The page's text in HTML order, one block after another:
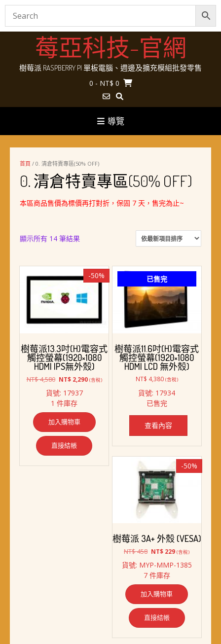
Skip
莓亞科技-官網
樹莓派 RASPBERRY PI 單板電腦、週邊及擴充模組批發零售
0 - NT$ 0
導覽
首頁 / 0. 清倉特賣專區(50% OFF)
0. 清倉特賣專區(50% OFF)
本區商品售價為標價再打對折，保固 7 天，售完為止~
顯示所有 14 筆結果依
項
目
序
-50%
樹莓派13.3吋(H)電容式
觸控螢幕(1920×1080
HDMI IPS無外殼)
NT$4,580 原
價
格：
NT$ 4,580。
NT$2,290目
NT$ 2,290。
(含稅)
貨號: 17937
1 件庫存
加入購物車
直接結帳
已售完
樹莓派11.6吋(H)電容式
觸控螢幕(1920×1080
HDMI LCD 無外殼)
NT$ 4,380 (含稅)
貨號: 17934
已售完
查看內容
-50%
樹莓派 3A+ 外殼 (VESA)
NT$458 原
價
格：
NT$ 458。
NT$ 229目
價
NT$ 229。
(含稅)
貨號: MYP-MMP-1385
7 件庫存
加入購物車
直接結帳